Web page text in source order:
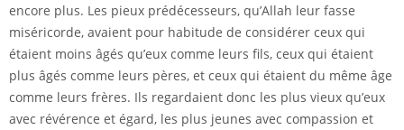
encore plus. Les pieux prédécesseurs, qu’Allah leur fasse
miséricorde, avaient pour habitude de considérer ceux qui
étaient moins âgés qu’eux comme leurs fils, ceux qui étaient
plus âgés comme leurs pères, et ceux qui étaient du même âge
comme leurs frères. Ils regardaient donc les plus vieux qu’eux
avec révérence et égard, les plus jeunes avec compassion et